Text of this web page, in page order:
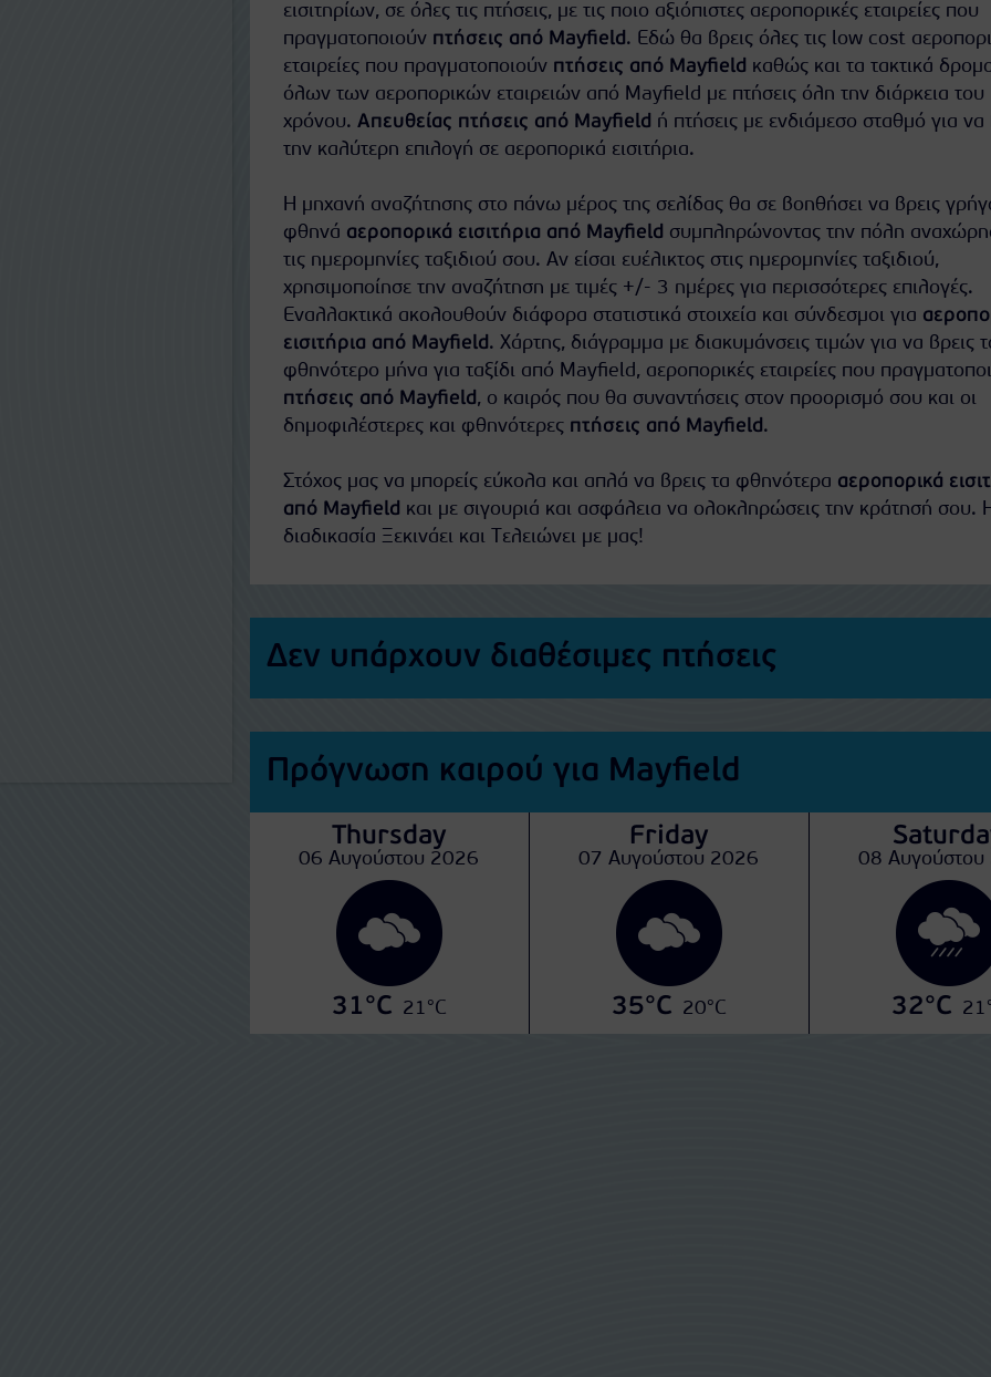
εισιτηρίων, σε όλες τις πτήσεις, με τις ποιο αξιόπιστες αεροπορικές εταιρείες που
πραγματοποιούν πτήσεις από Mayfield. Εδώ θα βρεις όλες τις low cost
εταιρείες που πραγματοποιούν πτήσεις από Mayfield καθώς και τα τακτικά
όλων των αεροπορικών εταιρειών από Mayfield με πτήσεις όλη την διάρκεια του
χρόνου. Απευθείας πτήσεις από Mayfield ή πτήσεις με ενδιάμεσο σταθμό για να
την καλύτερη επιλογή σε αεροπορικά εισιτήρια.
Η μηχανή αναζήτησης στο πάνω μέρος της σελίδας θα σε βοηθήσει να βρεις
φθηνά αεροπορικά εισιτήρια από Mayfield συμπληρώνοντας την πόλη
τις ημερομηνίες ταξιδιού σου. Αν είσαι ευέλικτος στις ημερομηνίες ταξιδιού,
χρησιμοποίησε την αναζήτηση με τιμές +/- 3 ημέρες για περισσότερες επιλογές.
Εναλλακτικά ακολουθούν διάφορα στατιστικά στοιχεία και σύνδεσμοι για
εισιτήρια από Mayfield. Χάρτης, διάγραμμα με διακυμάνσεις τιμών για να βρεις
φθηνότερο μήνα για ταξίδι από Mayfield, αεροπορικές εταιρείες που
πτήσεις από Mayfield, ο καιρός που θα συναντήσεις στον προορισμό σου και οι
δημοφιλέστερες και φθηνότερες πτήσεις από Mayfield.
Στόχος μας να μπορείς εύκολα και απλά να βρεις τα φθηνότερα αεροπορικά
από Mayfield και με σιγουριά και ασφάλεια να ολοκληρώσεις την κράτησή σου.
διαδικασία Ξεκινάει και Τελειώνει με μας!
Δεν υπάρχουν διαθέσιμες πτήσεις
Πρόγνωση καιρού για Mayfield
Thursday
06 Αυγούστου 2026
31°C 21°C
Friday
07 Αυγούστου 2026
35°C 20°C
08
32°C